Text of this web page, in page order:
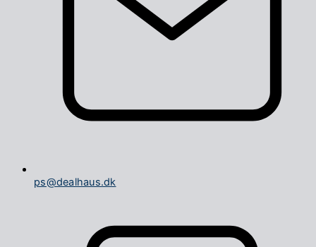
ps@dealhaus.dk